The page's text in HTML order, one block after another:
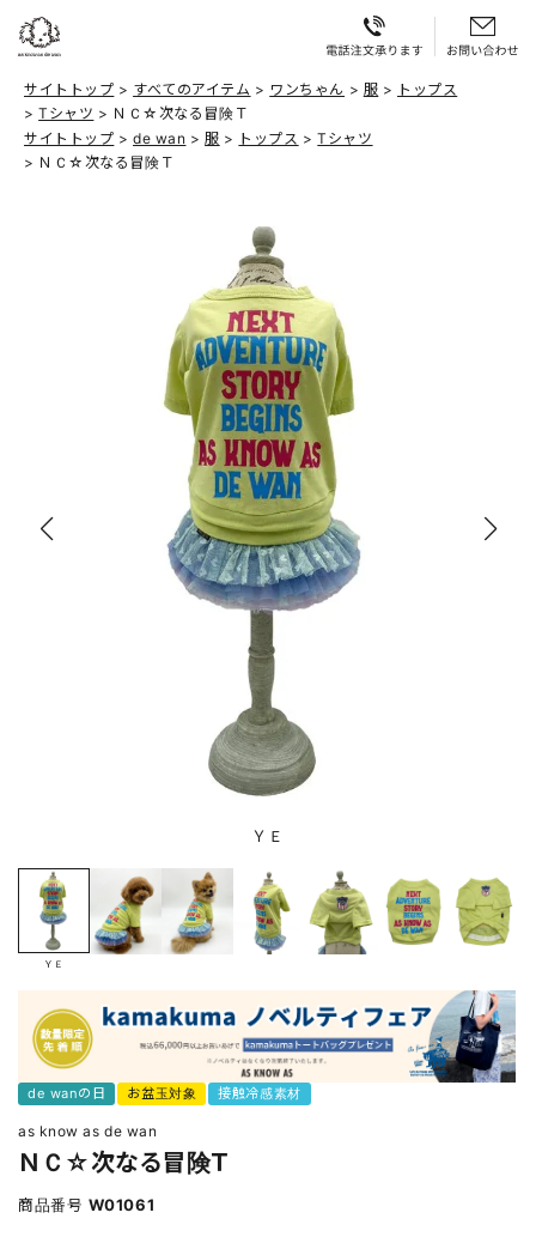
サイトトップ すべてのアイテム ワンちゃん 服
トップス
Tシャツ
ＮＣ☆次なる冒険Ｔ
サイトトップ
de wan 服 トップス
Tシャツ
ＮＣ☆次なる冒険Ｔ
ＹＥ
ＹＥ
de wanの日 お盆玉対象 接触冷感素材
as know as de wan
ＮＣ☆次なる冒険Ｔ
商品番号 W01061